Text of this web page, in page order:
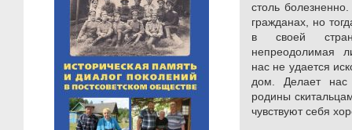
столь
гражданах, но
в своей
непреодолимая
нас не удается
дом. Делает
родины
чувствуют себя